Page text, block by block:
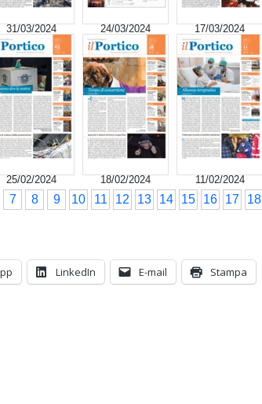
31/03/2024 24/03/2024 17/03/2024
25/02/2024 18/02/2024 11/02/2024
7 8 9 10 11 12 13 14 15 16 17
18
LinkedIn E-mail Stampa